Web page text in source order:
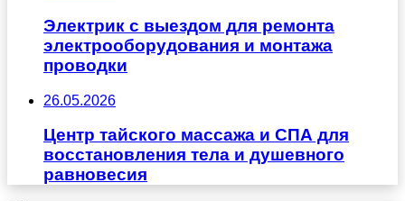
Электрик с выездом для ремонта
электрооборудования и монтажа
проводки
26.05.2026
Центр тайского массажа и СПА для
восстановления тела и душевного
равновесия